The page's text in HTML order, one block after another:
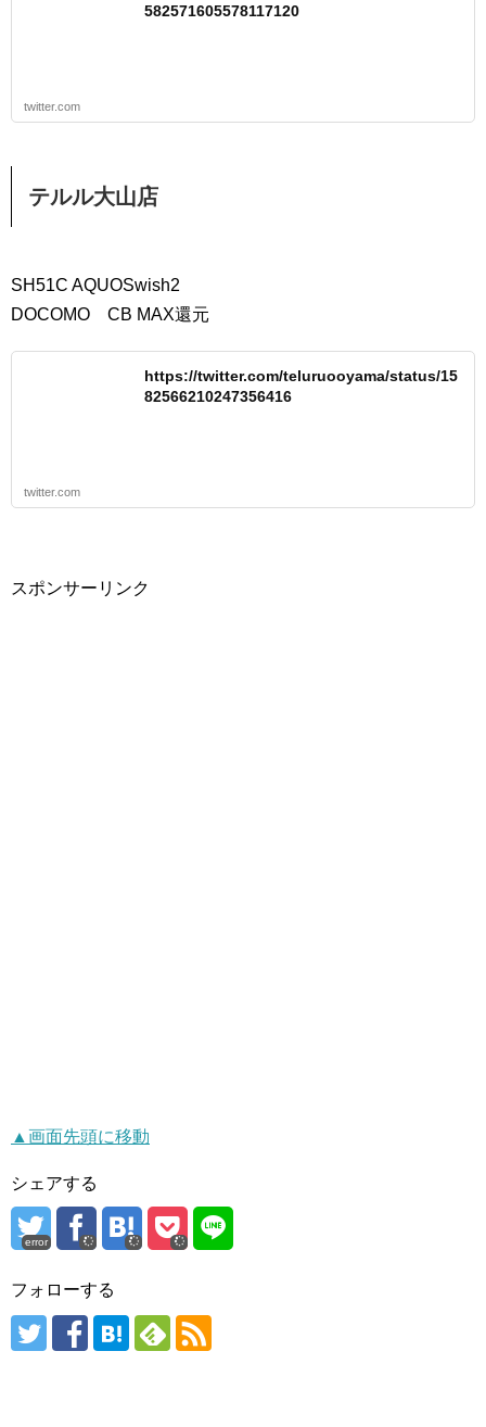
582571605578117120
twitter.com
テルル大山店
SH51C AQUOSwish2
DOCOMO CB MAX還元
https://twitter.com/teluruooyama/status/15
82566210247356416
twitter.com
スポンサーリンク
▲画面先頭に移動
シェアする
error
フォローする